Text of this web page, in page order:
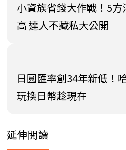
小資族省錢大作戰！5
高 達人不藏私大公開
日圓匯率創34年新低！
玩換日幣趁現在
延伸閱讀